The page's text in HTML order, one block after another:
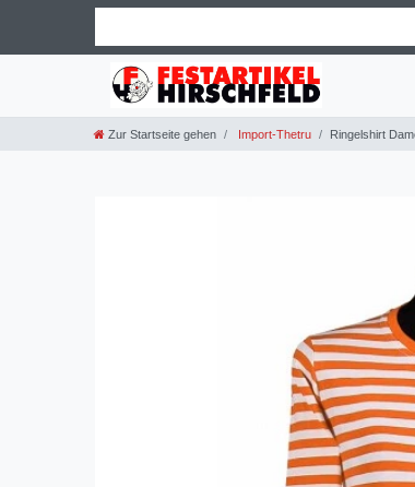
Zur Startseite gehen Import-Thetru Ringelshirt